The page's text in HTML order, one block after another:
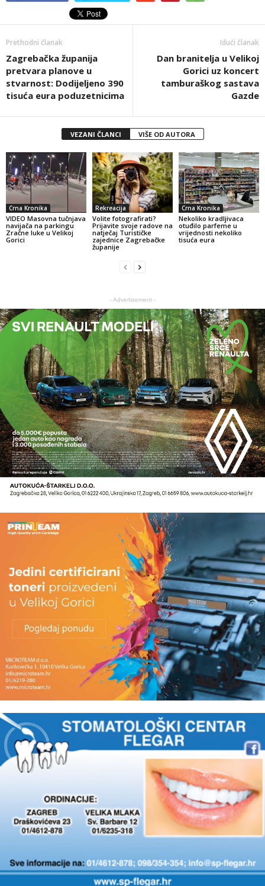
Prethodni članak
Zagrebačka županija
pretvara planove u
stvarnost: Dodijeljeno 390
tisuća eura poduzetnicima
Idući članak
Dan branitelja u Velikoj
Gorici uz koncert
tamburaškog sastava
Gazde
VEZANI ČLANCI VIŠE OD AUTORA
Crna Kronika
VIDEO Masovna tučnjava
navijača na parkingu
Zračne luke u Velikoj
Gorici
Rekreacija
Volite fotografirati?
Prijavite svoje radove na
natječaj Turističke
zajednice Zagrebačke
županije
Crna Kronika
Nekoliko kradljivaca
otuđilo parfeme u
vrijednosti nekoliko
tisuća eura
- Advertisement -